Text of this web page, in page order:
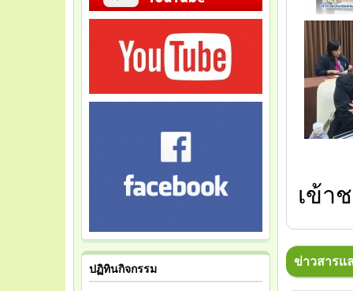
ปฏิทินกิจกรรม
เข้า
ข่าวสารแ